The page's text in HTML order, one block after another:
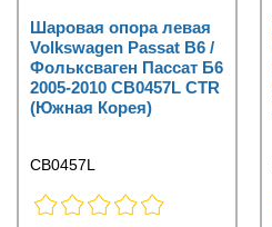
Шаровая опора левая
Volkswagen Passat B6 /
Фольксваген Пассат Б6
2005-2010 CB0457L CTR
(Южная Корея)
CB0457L